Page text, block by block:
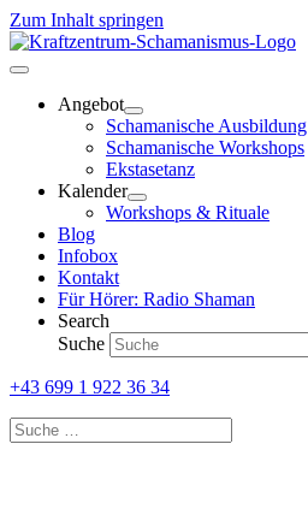
Zum Inhalt springen
Angebot
Schamanische Ausbildung
Schamanische Workshops
Ekstasetanz
Kalender
Workshops & Rituale
Blog
Infobox
Kontakt
Für Hörer: Radio Shaman
Search
Suche
+43 699 1 922 36 34